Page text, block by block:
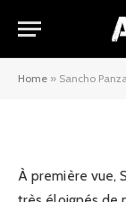
Home » Sancho Panza
duo
relations
À première vue,